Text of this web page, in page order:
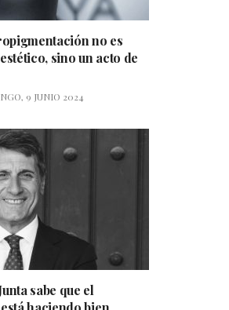
no es
sino un acto de
9 JUNIO 2024
sabe que el